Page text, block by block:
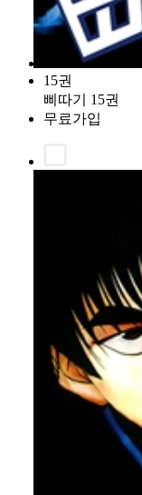
15권
삐따기 15권
무료가입